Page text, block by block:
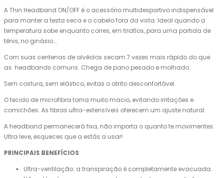
A Thin Headband ON/OFF é o acessório multidesportivo indispensável
para manter a testa seca e o cabelo fora da vista. Ideal quando a
temperatura sobe enquanto corres, em triatlos, para uma partida de
tênis, no ginásio….
Com suas centenas de alvéolos secam 7 vezes mais rápido do que
as headbands comuns. Chega de pano pesado e molhado.
Sem costura, sem elástico, evitas o atrito desconfortável.
O tecido de microfibra torna muito macio, evitando irritações e
comichões. As fibras ultra-extensíveis oferecem um ajuste natural.
A headband permanecerá fixa, não importa o quanto te movimentes.
Ultra leve, esqueces que a estás a usar!
PRINCIPAIS BENEFÍCIOS
Ultra-ventilação: a transpiração é completamente evacuada.